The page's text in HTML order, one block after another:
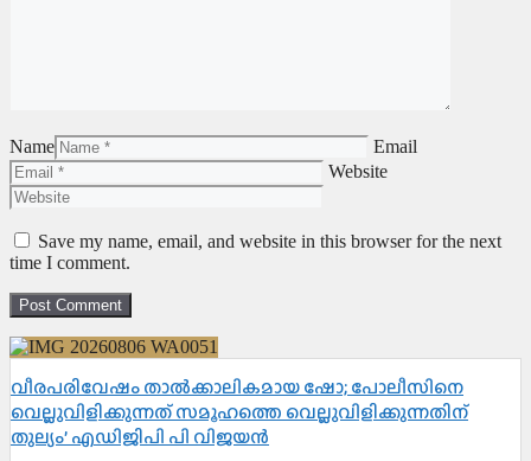
Name
Email
Website
Save my name, email, and website in this browser for the next
time I comment.
വീരപരിവേഷം താൽക്കാലികമായ ഷോ; പോലീസിനെ
വെല്ലുവിളിക്കുന്നത് സമൂഹത്തെ വെല്ലുവിളിക്കുന്നതിന്
തുല്യം’ എഡിജിപി പി വിജയൻ